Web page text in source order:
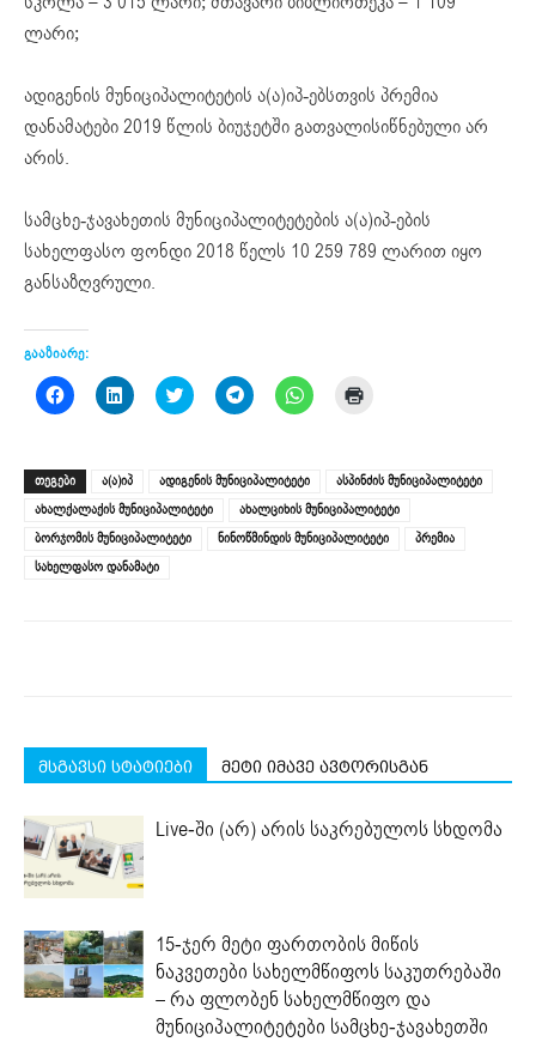
ლარი;
ადიგენის მუნიციპალიტეტის ა(ა)იპ-ებსთვის პრემია
დანამატები 2019 წლის ბიუჯეტში გათვალისიწნებული არ
არის.
სამცხე-ჯავახეთის მუნიციპალიტეტების ა(ა)იპ-ების
სახელფასო ფონდი 2018 წელს 10 259 789 ლარით იყო
განსაზღვრული.
გააზიარე:
Click
to
(Opens
in
new
window)
Click
to
(Opens
in
new
window)
Click
to
(Opens
in
new
window)
Click
to
(Opens
in
new
window)
Click
to
(Opens
in
new
window)
new
window)
ᲗᲔᲒᲔᲑᲘ ა(ა)იპ ადიგენის მუნიციპალიტეტი
ასპინძის მუნიციპალიტეტი
ახალქალაქის მუნიციპალიტეტი
ახალციხის მუნიციპალიტეტი
ბორჯომის მუნიციპალიტეტი
ნინოწმინდის მუნიციპალიტეტი
პრემია
სახელფასო დანამატი
მსგავსი სტატიები მეტი იმავე ავტორისგან
Live-ში (არ) არის საკრებულოს სხდომა
15-ჯერ მეტი ფართობის მიწის
ნაკვეთები სახელმწიფოს საკუთრებაში
– რა ფლობენ სახელმწიფო და
მუნიციპალიტეტები სამცხე-ჯავახეთში